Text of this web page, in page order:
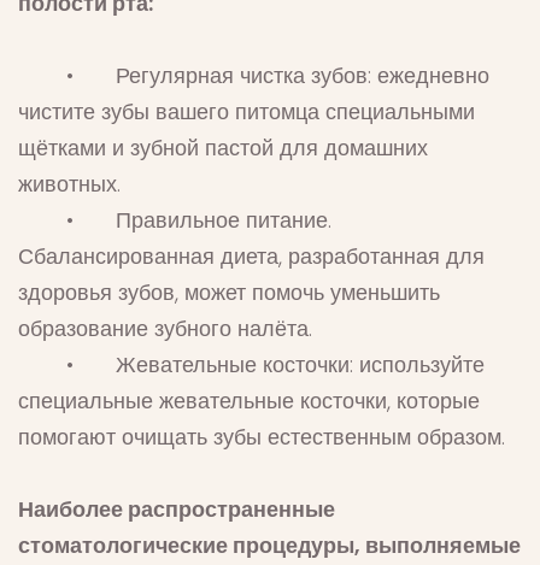
• Регулярная чистка зубов: ежедневно
чистите зубы вашего питомца специальными
щётками и зубной пастой для домашних
животных.
• Правильное питание.
Сбалансированная диета, разработанная для
здоровья зубов, может помочь уменьшить
образование зубного налёта.
• Жевательные косточки: используйте
специальные жевательные косточки, которые
помогают очищать зубы естественным образом.
Наиболее распространенные
стоматологические процедуры, выполняемые